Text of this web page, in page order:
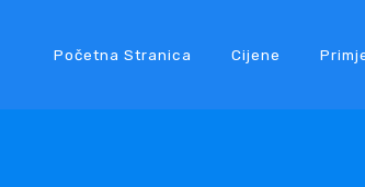
Početna Stranica Cijene